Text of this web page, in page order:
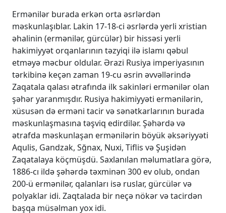
Ermənilər burada erkən orta əsrlərdən
məskunlaşıblar. Lakin 17-18-ci əsrlərdə yerli xristian
əhalinin (ermənilər, gürcülər) bir hissəsi yerli
hakimiyyət orqanlarının təzyiqi ilə islamı qəbul
etməyə məcbur oldular. Ərazi Rusiya imperiyasının
tərkibinə keçən zaman 19-cu əsrin əvvəllərində
Zaqatala qalası ətrafında ilk sakinləri ermənilər olan
şəhər yaranmışdır. Rusiya hakimiyyəti ermənilərin,
xüsusən də erməni tacir və sənətkarlarının burada
məskunlaşmasına təşviq edirdilər. Şəhərdə və
ətrafda məskunlaşan ermənilərin böyük əksəriyyəti
Aqulis, Gandzak, Sğnax, Nuxi, Tiflis və Şuşidən
Zaqatalaya köçmüşdü. Saxlanılan məlumatlara görə,
1886-cı ildə şəhərdə təxminən 300 ev olub, ondan
200-ü ermənilər, qalanları isə ruslar, gürcülər və
polyaklar idi. Zaqtalada bir neçə nökər və tacirdən
başqa müsəlman yox idi.